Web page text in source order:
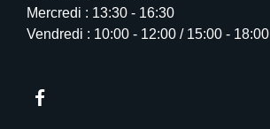
Mercredi : 13:30 - 16:30
Vendredi : 10:00 - 12:00 / 15:00 - 18:00